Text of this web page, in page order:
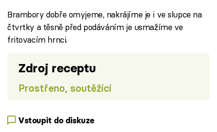
Brambory dobře omyjeme, nakrájíme je i ve slupce na
čtvrtky a těsně před podáváním je usmažíme ve
fritovacím hrnci.
Zdroj receptu
Prostřeno, soutěžící
Vstoupit do diskuze